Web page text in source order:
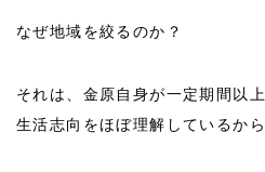
なぜ地域を絞るのか？
それは、金原自身が一定期間以
生活志向をほぼ理解しているから